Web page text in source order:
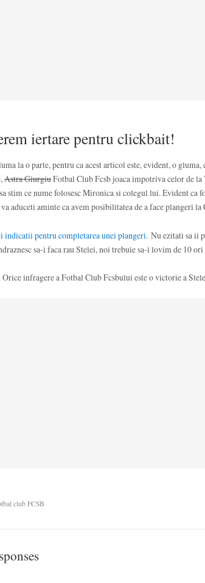
iertare pentru clickbait!
la o parte, pentru ca acest articol este, evident, o
Astra GiurgiuFotbal Club Fcsb joaca impotriva celor de
stim ce nume folosesc Mironica si colegul lui. Evident ca
aduceti aminte ca avem posibilitatea de a face plangeri la
indicatii pentru completarea unei plangeri. Nu ezitati sa ii
sa-i faca rau Stelei, noi trebuie sa-i lovim de 10 ori
infragere a Fotbal Club Fcsbului este o victorie a
club FCSB